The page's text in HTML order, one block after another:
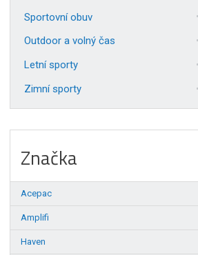
t
a
n
Sportovní obuv
Outdoor a volný čas
Letní sporty
Zimní sporty
Značka
Acepac
Amplifi
Haven